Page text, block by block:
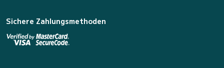
Sichere Zahlungsmethoden